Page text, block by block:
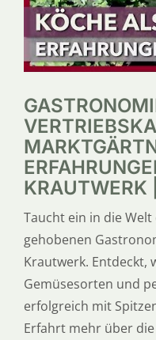
KRAUTWERK
Taucht ein in die
gehobenen
Krautwerk. Entdeckt,
Gemüsesorten und
erfolgreich mit
Erfahrt mehr über